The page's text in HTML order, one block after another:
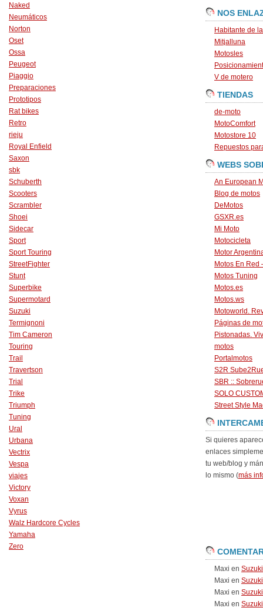
Naked
Neumáticos
Norton
Oset
Ossa
Peugeot
Piaggio
Preparaciones
Prototipos
Rat bikes
Retro
rieju
Royal Enfield
Saxon
sbk
Schuberth
Scooters
Scrambler
Shoei
Sidecar
Sport
Sport Touring
StreetFighter
Stunt
Superbike
Supermotard
Suzuki
Termignoni
Tim Cameron
Touring
Trail
Travertson
Trial
Trike
Triumph
Tuning
Ural
Urbana
Vectrix
Vespa
viajes
Victory
Voxan
Vyrus
Walz Hardcore Cycles
Yamaha
Zero
NOS
Habitante de
Mitjalluna
Motosles
V de motero
TIENDAS
de-moto
MotoComfort
Motostore 10
Repuestos
WEBS
An European
Blog de motos
DeMotos
GSXR.es
Mi Moto
Motocicleta
Motor
Motos En Red
Motos Tuning
Motos.es
Motos.ws
Motoworld.
Páginas de
Pistonadas.
motos
Portalmotos
S2R
SBR ::
SOLO
Street Style
Si quieres
enlaces
tu web/blog y
lo mismo (más
Maxi en
Maxi en
Maxi en
Maxi en